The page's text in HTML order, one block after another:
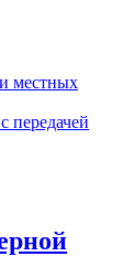
местных
передачей